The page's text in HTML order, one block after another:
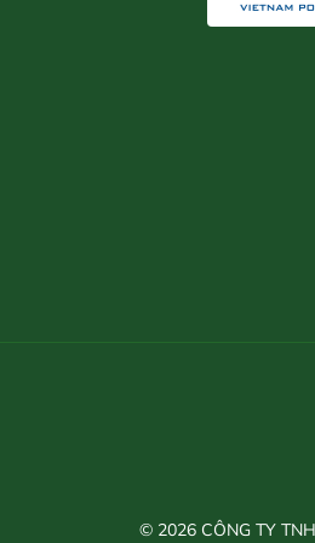
© 2026 CÔNG TY